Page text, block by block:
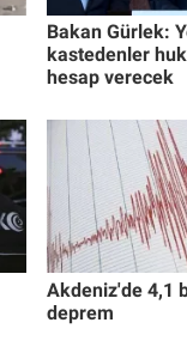
Bakan Gürlek:
kastedenler
hesap verecek
Akdeniz'de 4,1
deprem